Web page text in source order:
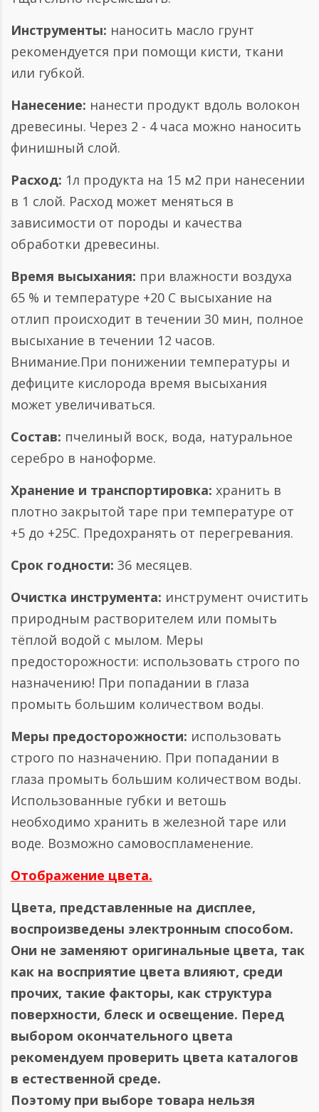
Инструменты: наносить масло грунт
рекомендуется при помощи кисти, ткани
или губкой.
Нанесение: нанести продукт вдоль волокон
древесины. Через 2 - 4 часа можно наносить
финишный слой.
Расход: 1л продукта на 15 м2 при нанесении
в 1 слой. Расход может меняться в
зависимости от породы и качества
обработки древесины.
Время высыхания: при влажности воздуха
65 % и температуре +20 С высыхание на
отлип происходит в течении 30 мин, полное
высыхание в течении 12 часов.
Внимание.При понижении температуры и
дефиците кислорода время высыхания
может увеличиваться.
Состав: пчелиный воск, вода, натуральное
серебро в наноформе.
Хранение и транспортировка: хранить в
плотно закрытой таре при температуре от
+5 до +25С. Предохранять от перегревания.
Срок годности: 36 месяцев.
Очистка инструмента: инструмент очистить
природным растворителем или помыть
тёплой водой с мылом. Меры
предосторожности: использовать строго по
назначению! При попадании в глаза
промыть большим количеством воды.
Меры предосторожности: использовать
строго по назначению. При попадании в
глаза промыть большим количеством воды.
Использованные губки и ветошь
необходимо хранить в железной таре или
воде. Возможно самовоспламенение.
Отображение цвета.
Цвета, представленные на дисплее,
воспроизведены электронным способом.
Они не заменяют оригинальные цвета, так
как на восприятие цвета влияют, среди
прочих, такие факторы, как структура
поверхности, блеск и освещение. Перед
выбором окончательного цвета
рекомендуем проверить цвета каталогов
в естественной среде.
Поэтому при выборе товара нельзя